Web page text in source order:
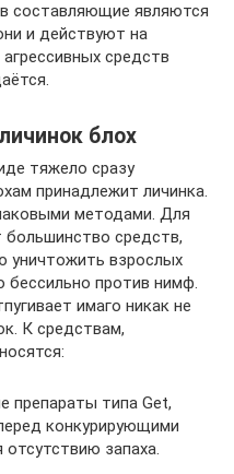
составляющие являются
и действуют на
средств
блох
тяжело сразу
принадлежит личинка.
методами. Для
средств,
уничтожить взрослых
бессильно против нимф.
имаго никак не
К средствам,
препараты типа Get,
конкурирующими
запаха.